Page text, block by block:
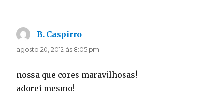
B. Caspirro
agosto 20, 2012 às 8:05 pm
nossa que cores maravilhosas!
adorei mesmo!